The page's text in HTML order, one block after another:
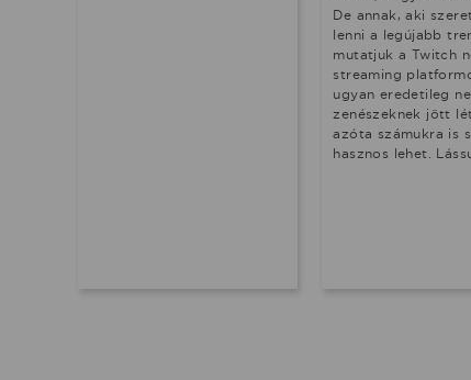
De annak, aki
lenni a legújabb
mutatjuk a Twitch
streaming
ugyan eredetileg
zenészeknek jött
azóta számukra is
hasznos lehet.